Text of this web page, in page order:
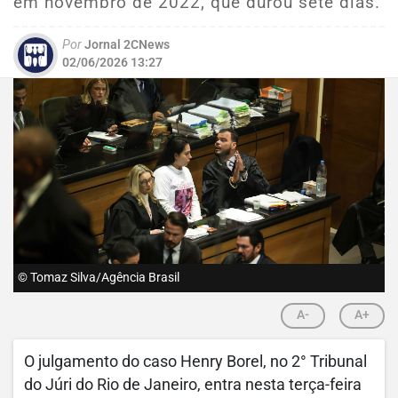
PorJornal 2CNews
02/06/2026 13:27
© Tomaz Silva/Agência Brasil
A- A+
O julgamento do caso Henry Borel, no 2° Tribunal
do Júri do Rio de Janeiro, entra nesta terça-feira